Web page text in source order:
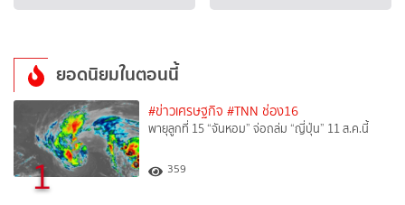
ยอดนิยมในตอนนี้
1
#ข่าวเศรษฐกิจ #TNN ช่อง16
พายุลูกที่ 15 “จันหอม” จ่อถล่ม “ญี่ปุ่น” 11 ส.ค.นี้
359